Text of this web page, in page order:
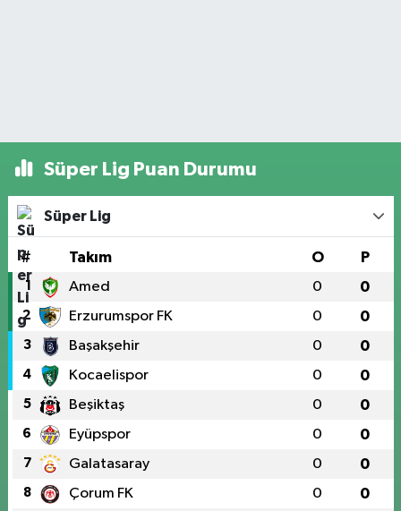
Süper Lig Puan Durumu
Süper Lig
# Takım O P
1 Amed 0 0
2 Erzurumspor FK 0 0
3 Başakşehir 0 0
4 Kocaelispor 0 0
5 Beşiktaş 0 0
6 Eyüpspor 0 0
7 Galatasaray 0 0
8 Çorum FK 0 0